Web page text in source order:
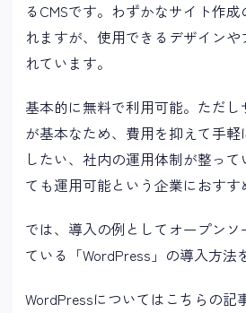
るCMSです。わずかなサイト作
れますが、使用できるデザイン
れています。
基本的に無料で利用可能。ただし
が基本なため、費用を抑えて手
したい、社内の運用体制が整って
ても運用可能という企業におすす
では、導入の例としてオープンソ
ている「WordPress」の導入方法
WordPressについてはこちらの記